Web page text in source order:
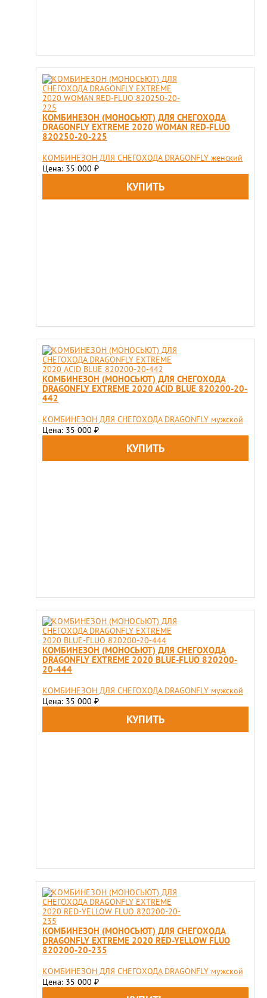
КОМБИНЕЗОН (МОНОСЬЮТ) ДЛЯ СНЕГОХОДА
DRAGONFLY EXTREME 2020 WOMAN RED-FLUO
820250-20-225
КОМБИНЕЗОН ДЛЯ СНЕГОХОДА DRAGONFLY женский
Цена: 35 000 ₽
КОМБИНЕЗОН (МОНОСЬЮТ) ДЛЯ СНЕГОХОДА
DRAGONFLY EXTREME 2020 ACID BLUE 820200-20-
442
КОМБИНЕЗОН ДЛЯ СНЕГОХОДА DRAGONFLY мужской
Цена: 35 000 ₽
КОМБИНЕЗОН (МОНОСЬЮТ) ДЛЯ СНЕГОХОДА
DRAGONFLY EXTREME 2020 BLUE-FLUO 820200-
20-444
КОМБИНЕЗОН ДЛЯ СНЕГОХОДА DRAGONFLY мужской
Цена: 35 000 ₽
КОМБИНЕЗОН (МОНОСЬЮТ) ДЛЯ СНЕГОХОДА
DRAGONFLY EXTREME 2020 RED-YELLOW FLUO
820200-20-235
КОМБИНЕЗОН ДЛЯ СНЕГОХОДА DRAGONFLY мужской
Цена: 35 000 ₽